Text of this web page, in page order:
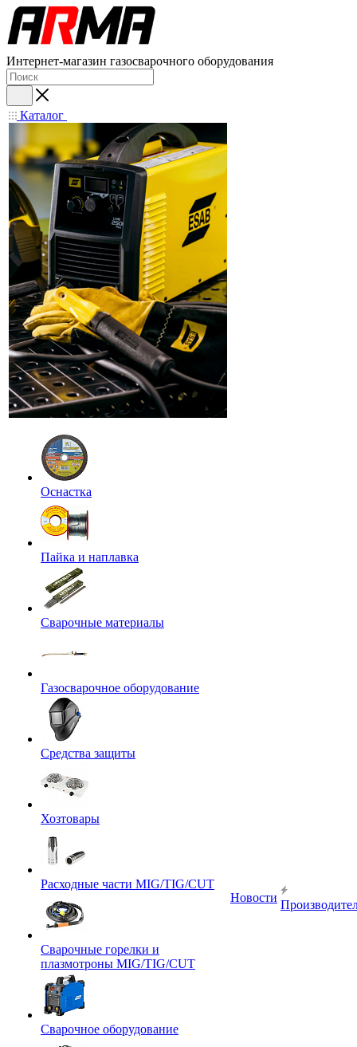
Интернет-магазин газосварочного оборудования
Каталог
Оснастка
Пайка и наплавка
Сварочные материалы
Газосварочное оборудование
Средства защиты
Хозтовары
Расходные части MIG/TIG/CUT
Сварочные горелки и
плазмотроны MIG/TIG/CUT
Сварочное оборудование
Новости